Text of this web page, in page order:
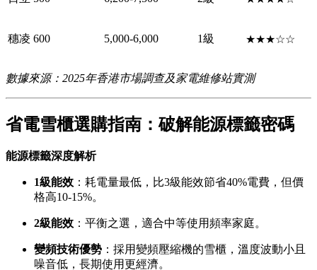
穗凌 600 5,000-6,000 1級 ★★★☆☆
數據來源：2025年香港市場調查及家電維修站實測
省電雪櫃選購指南：破解能源標籤密碼
能源標籤深度解析
1級能效 ：耗電量最低，比3級能效節省40%電費，但價
格高10-15%。
2級能效 ：平衡之選，適合中等使用頻率家庭。
變頻技術優勢 ：採用變頻壓縮機的雪櫃，溫度波動小且
噪音低，長期使用更經濟。